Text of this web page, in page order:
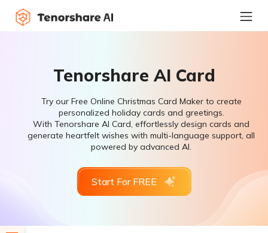
Tenorshare AI Card
Try our Free Online Christmas Card Maker to create
personalized holiday cards and greetings.
With Tenorshare AI Card, effortlessly design cards and
generate heartfelt wishes with multi-language support, all
powered by advanced AI.
Start For FREE